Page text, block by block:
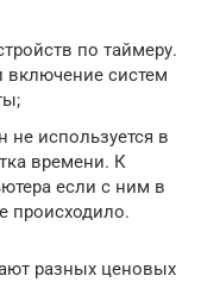
по таймеру.
включение систем
не используется в
времени. К
если с ним в
происходило.
разных ценовых